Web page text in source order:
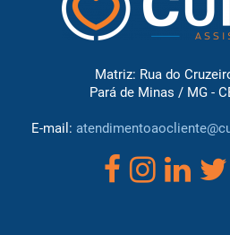
Matriz: Rua do
Pará de Minas / MG -
E-mail: